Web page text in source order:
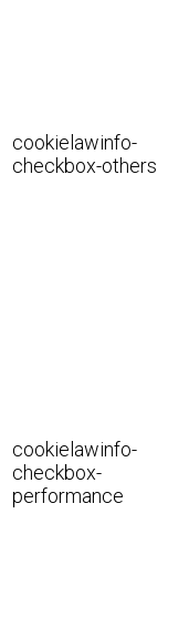
cookielawinfo-
checkbox-others
cookielawinfo-
checkbox-
performance